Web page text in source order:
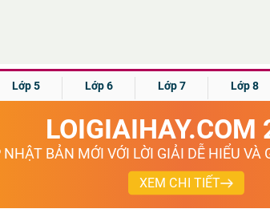
Lớp 5 Lớp 6 Lớp 7 Lớp 8
LOIGIAIHAY.COM
BẢN MỚI VỚI LỜI GIẢI DỄ HIỂU VÀ
XEM CHI TIẾT